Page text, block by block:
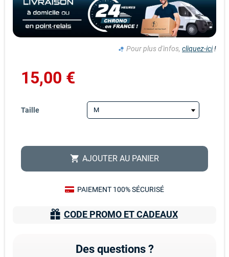
bubble_chart Pour plus d'infos, cliquez-ici!
15,00 €
Taille
shopping_cart AJOUTER AU PANIER
PAIEMENT 100% SÉCURISÉ
CODE PROMO ET CADEAUX
Des questions ?